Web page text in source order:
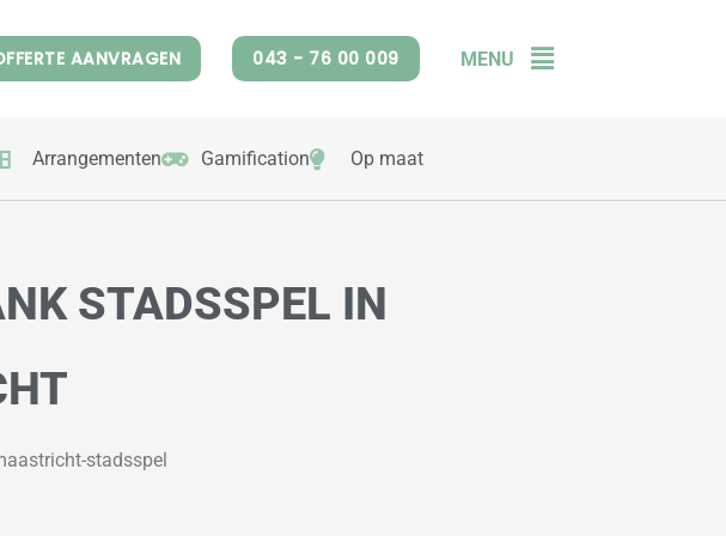
AANVRAGEN 043 - 76 00 009 MENU
Flyout
Arrangementen Gamification Op maat
STADSSPEL IN
stadsspel